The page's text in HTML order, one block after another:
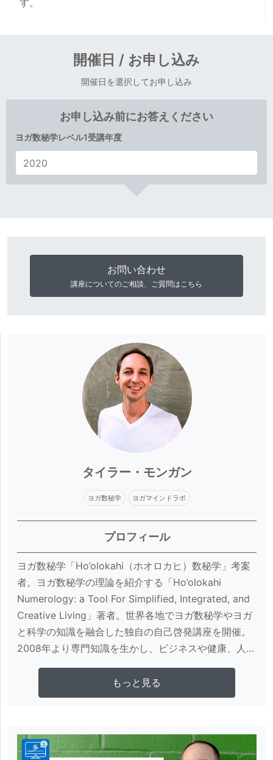
開催日 / お申し込み
開催日を選択してお申し込み
お申し込み前にお答えください
ヨガ数秘学レベル1受講年度
お問い合わせ
講座についてのご相談、ご質問はこちら
タイラー・モンガン
ヨガ数秘学 ヨガマインドラボ
プロフィール
ヨガ数秘学「Ho’olokahi（ホオロカヒ）数秘学」考案
者。ヨガ数秘学の理論を紹介する「Ho’olokahi
Numerology: a Tool For Simplified, Integrated, and
Creative Living」著者。世界各地でヨガ数秘学やヨガ
と科学の知識を融合した独自の自己啓発講座を開催。
2008年より専門知識を生かし、ビジネスや健康、人間
関係など幅広い分野について、個人や大手企業のコン
サルティングを手がける。医者を志したバックグラウ
ンドからヨガジェネレーションが主催するハワイでの
ンバー。企業家の意識改革を目的とした活動「Sacred
さらに詳しく見る
もっと見る